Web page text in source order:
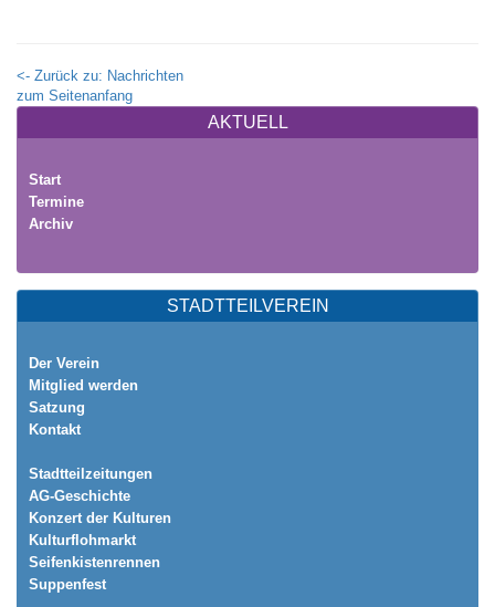
AKTUELL
Start
Termine
Archiv
STADTTEILVEREIN
Der Verein
Mitglied werden
Satzung
Kontakt
Stadtteilzeitungen
AG-Geschichte
Konzert der Kulturen
Kulturflohmarkt
Seifenkistenrennen
Suppenfest
<- Zurück zu: Nachrichten
zum Seitenanfang